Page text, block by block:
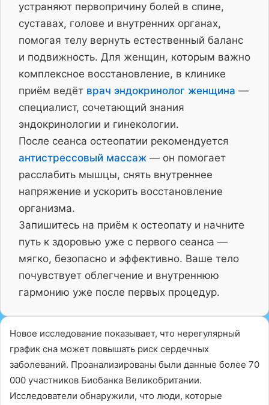
устраняют первопричину болей в спине,
суставах, голове и внутренних органах,
помогая телу вернуть естественный баланс
и подвижность. Для женщин, которым важно
комплексное восстановление, в клинике
приём ведёт врач эндокринолог женщина —
специалист, сочетающий знания
эндокринологии и гинекологии.
После сеанса остеопатии рекомендуется
антистрессовый массаж — он помогает
расслабить мышцы, снять внутреннее
напряжение и ускорить восстановление
организма.
Запишитесь на приём к остеопату и начните
путь к здоровью уже с первого сеанса —
мягко, безопасно и эффективно. Ваше тело
почувствует облегчение и внутреннюю
гармонию уже после первых процедур.
Новое исследование показывает, что нерегулярный
график сна может повышать риск сердечных
заболеваний. Проанализированы были данные более 70
000 участников Биобанка Великобритании.
Исследователи обнаружили, что люди, которые